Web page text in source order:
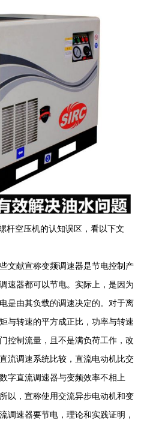
杆空压机的认知误区，看以下文
文献宣称变频调速器是节电控制产
速器都可以节电。实际上，是因为
是由其负载的调速决定的。对于离
与转速的平方成正比，功率与转速
控制流量，且不是满负荷工作，改
流调速系统比较，直流电动机比交
字直流调速器与变频效率不相上
以，宣称使用交流异步电动机和变
调速器要节电，理论和实践证明，